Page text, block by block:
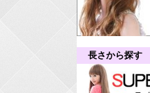
長さから探す